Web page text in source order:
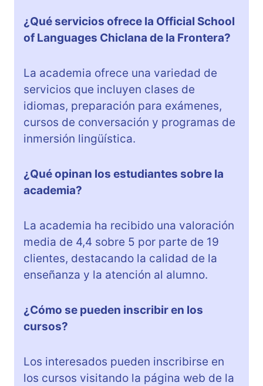
¿Qué servicios ofrece la Official School
of Languages Chiclana de la Frontera?
La academia ofrece una variedad de
servicios que incluyen clases de
idiomas, preparación para exámenes,
cursos de conversación y programas de
inmersión lingüística.
¿Qué opinan los estudiantes sobre la
academia?
La academia ha recibido una valoración
media de 4,4 sobre 5 por parte de 19
clientes, destacando la calidad de la
enseñanza y la atención al alumno.
¿Cómo se pueden inscribir en los
cursos?
Los interesados pueden inscribirse en
los cursos visitando la página web de la